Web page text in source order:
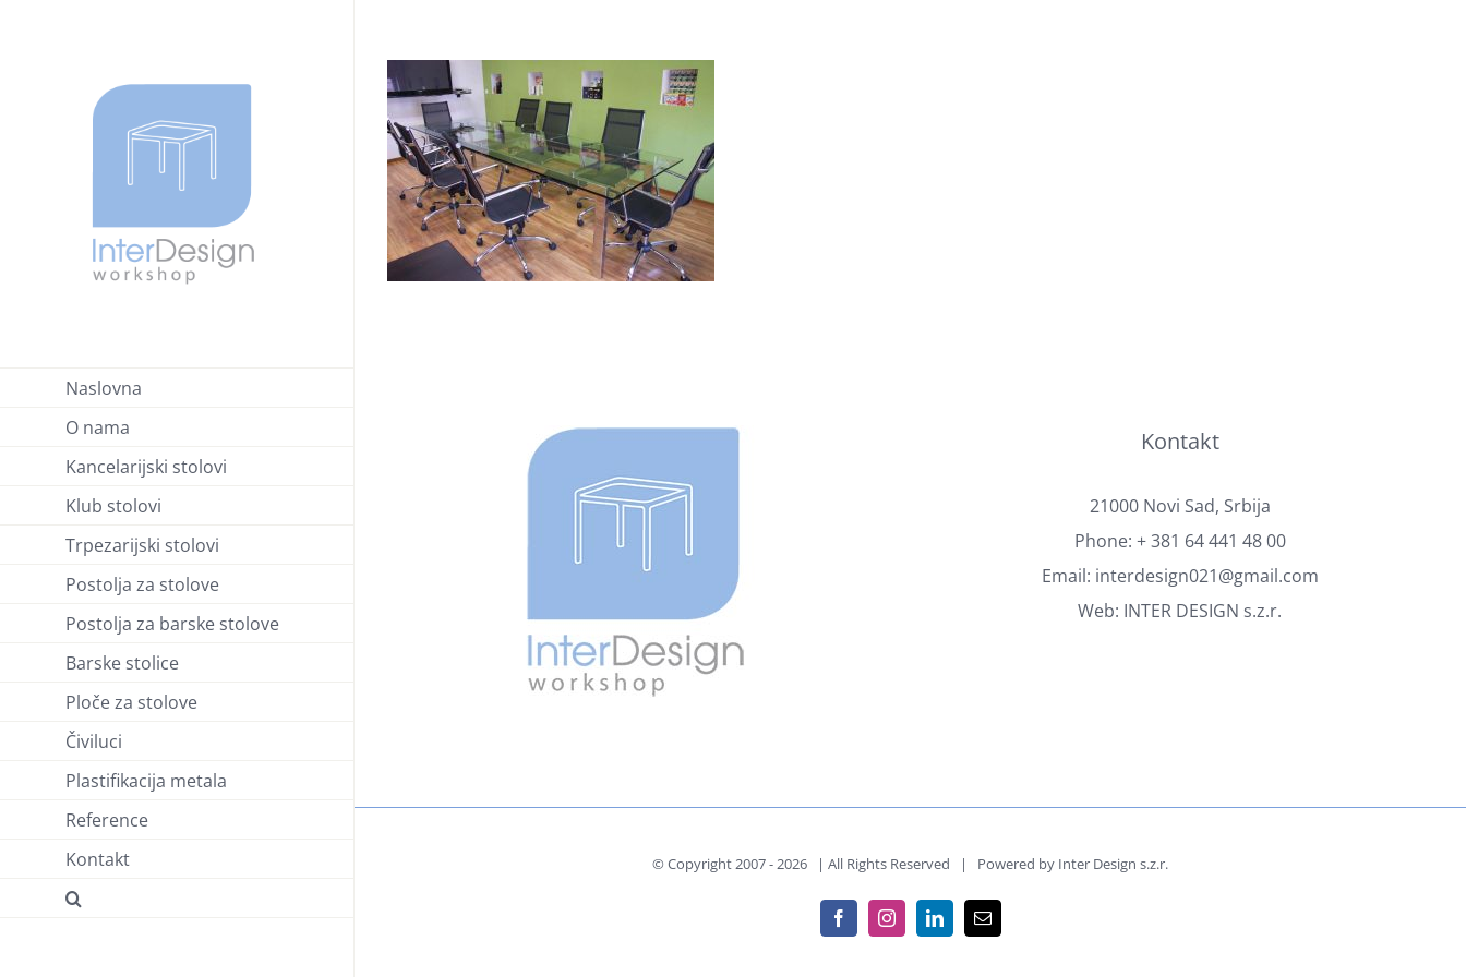
Naslovna
O nama
Kancelarijski stolovi
Klub stolovi
Trpezarijski stolovi
Postolja za stolove
Postolja za barske stolove
Barske stolice
Ploče za stolove
Čiviluci
Plastifikacija metala
Reference
Kontakt
Kontakt
21000 Novi Sad, Srbija
Phone: + 381 64 441 48 00
Email: interdesign021@gmail.com
Web: INTER DESIGN s.z.r.
© Copyright 2007 -2026 | All Rights Reserved | Powered by Inter Design s.z.r.
FacebookInstagramLinkedInEmail